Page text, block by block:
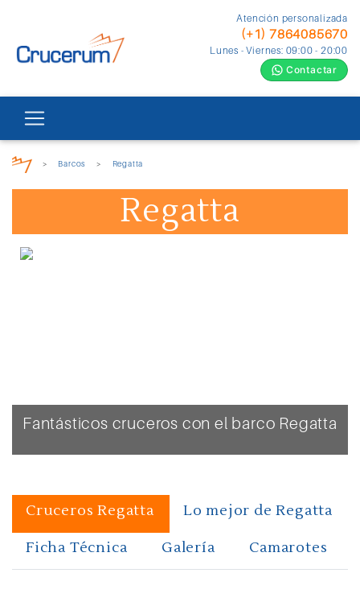
Atención personalizada
(+1) 7864085670
Lunes - Viernes: 09:00 - 20:00
Contactar
> Barcos > Regatta
Regatta
Fantásticos cruceros con el barco Regatta
Cruceros Regatta
Lo mejor de Regatta
Ficha Técnica
Galería Camarotes